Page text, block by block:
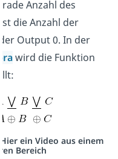
Anzahl des
die Anzahl der
Output 0. In der
wird die Funktion
ein Video aus einem
Bereich